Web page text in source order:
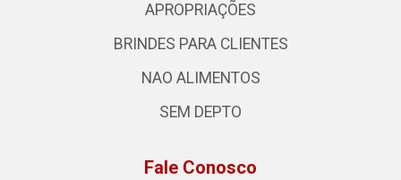
APROPRIAÇÕES
BRINDES PARA CLIENTES
NAO ALIMENTOS
SEM DEPTO
Fale Conosco